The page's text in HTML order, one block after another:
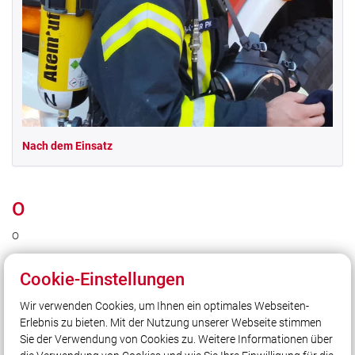
Nach dem Einsatz
O
o
Unser Leitsatz
Retten – Löschen – Bergen – Schützen
Cookie-Einstellungen
Wir verwenden Cookies, um Ihnen ein optimales Webseiten-
Erlebnis zu bieten. Mit der Nutzung unserer Webseite stimmen
Sie der Verwendung von Cookies zu. Weitere Informationen über